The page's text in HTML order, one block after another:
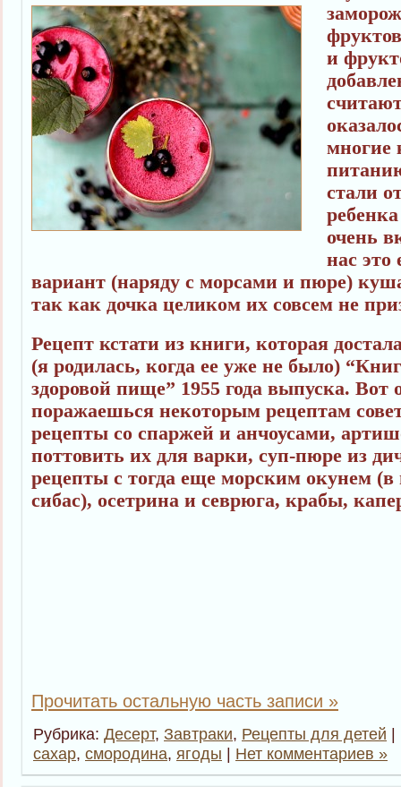
и
многие
стали
очень
нас это
вариант (наряду с морсами и пюре)
так как дочка целиком их совсем не
Рецепт кстати из книги, которая
(я родилась, когда ее уже не было)
здоровой пище” 1955 года выпуска.
поражаешься некоторым рецептам
рецепты со спаржей и анчоусами,
поттовить их для варки, суп-пюре из
рецепты с тогда еще морским окунем (в
сибас), осетрина и севрюга, крабы,
Прочитать остальную часть записи »
Рубрика: Десерт, Завтраки, Рецепты для детей |
сахар, смородина, ягоды | Нет комментариев »